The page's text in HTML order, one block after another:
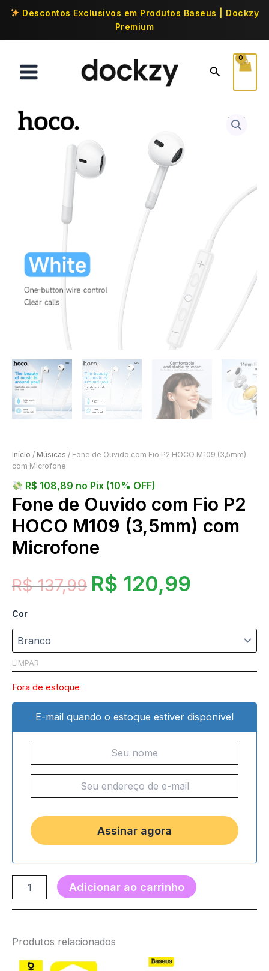
Descontos Exclusivos em Produtos Baseus | Dockzy
Premium
Início / Músicas / Fone de Ouvido com Fio P2 HOCO M109 (3,5mm)
com Microfone
R$ 108,89 no Pix (10% OFF)
Fone de Ouvido com Fio P2
HOCO M109 (3,5mm) com
Microfone
R$137,99 R$ 120,99
Cor
LIMPAR
Fora de estoque
E-mail quando o estoque estiver disponível
Adicionar ao carrinho
Produtos relacionados